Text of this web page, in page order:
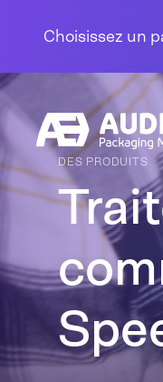
Choisissez un
DES PRODUITS